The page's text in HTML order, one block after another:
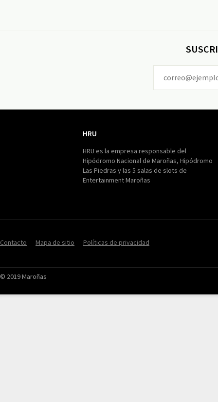
HRU
HRU es la empresa responsable del
Hipódromo Nacional de Maroñas, Hipódromo
Las Piedras y las 5 salas de slots de
Entertainment Maroñas
Contacto Mapa de sitio Políticas de privacidad
© 2019 Maroñas